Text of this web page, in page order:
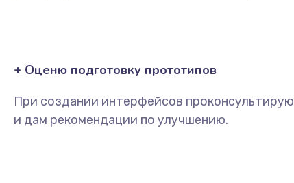
+ Оценю подготовку прототипов
При создании интерфейсов проконсультирую
и дам рекомендации по улучшению.